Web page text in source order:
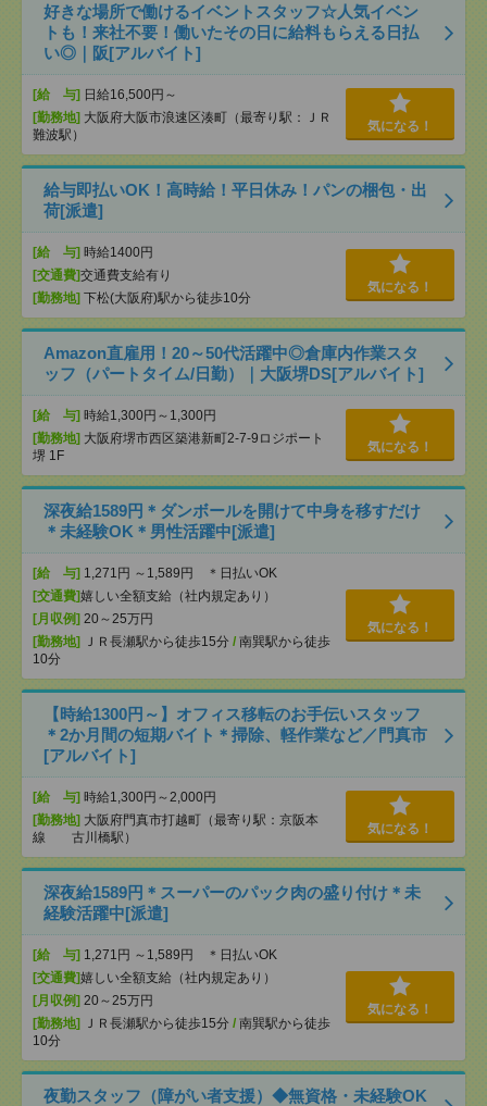
好きな場所で働けるイベントスタッフ☆人気イベン
トも！来社不要！働いたその日に給料もらえる日払
い◎｜阪[アルバイト]
[給 与] 日給16,500円～
[勤務地] 大阪府大阪市浪速区湊町（最寄り駅：ＪＲ
難波駅）
気になる！
給与即払いOK！高時給！平日休み！パンの梱包・出
荷[派遣]
[給 与] 時給1400円
[交通費]交通費支給有り
[勤務地] 下松(大阪府)駅から徒歩10分
気になる！
Amazon直雇用！20～50代活躍中◎倉庫内作業スタ
ッフ（パートタイム/日勤）｜大阪堺DS[アルバイト]
[給 与] 時給1,300円～1,300円
[勤務地] 大阪府堺市西区築港新町2-7-9ロジポート
堺 1F
気になる！
深夜給1589円＊ダンボールを開けて中身を移すだけ
＊未経験OK＊男性活躍中[派遣]
[給 与] 1,271円 ～1,589円 ＊日払いOK
[交通費]嬉しい全額支給（社内規定あり）
[月収例] 20～25万円
[勤務地]
ＪＲ長瀬駅から徒歩15分 / 南巽駅から徒歩
10分
気になる！
【時給1300円～】オフィス移転のお手伝いスタッフ
＊2か月間の短期バイト＊掃除、軽作業など／門真市
[アルバイト]
[給 与] 時給1,300円～2,000円
[勤務地] 大阪府門真市打越町（最寄り駅：京阪本
線 古川橋駅）
気になる！
深夜給1589円＊スーパーのパック肉の盛り付け＊未
経験活躍中[派遣]
[給 与] 1,271円 ～1,589円 ＊日払いOK
[交通費]嬉しい全額支給（社内規定あり）
[月収例] 20～25万円
[勤務地]
ＪＲ長瀬駅から徒歩15分 / 南巽駅から徒歩
10分
気になる！
夜勤スタッフ（障がい者支援）◆無資格・未経験OK